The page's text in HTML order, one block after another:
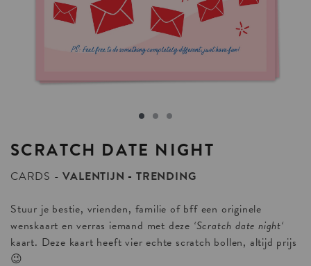
SCRATCH DATE NIGHT
CARDS VALENTIJN
TRENDING
Stuur je bestie, vrienden, familie of bff een originele
wenskaart en verras iemand met deze ‘Scratch date night‘
kaart. Deze kaart heeft vier echte scratch bollen, altijd prijs
😉